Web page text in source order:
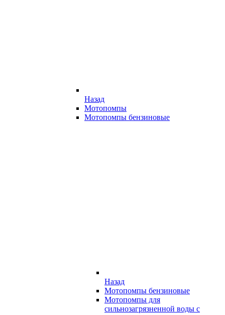
Назад
Мотопомпы
Мотопомпы бензиновые
Назад
Мотопомпы бензиновые
Мотопомпы для
сильнозагрязненной воды с